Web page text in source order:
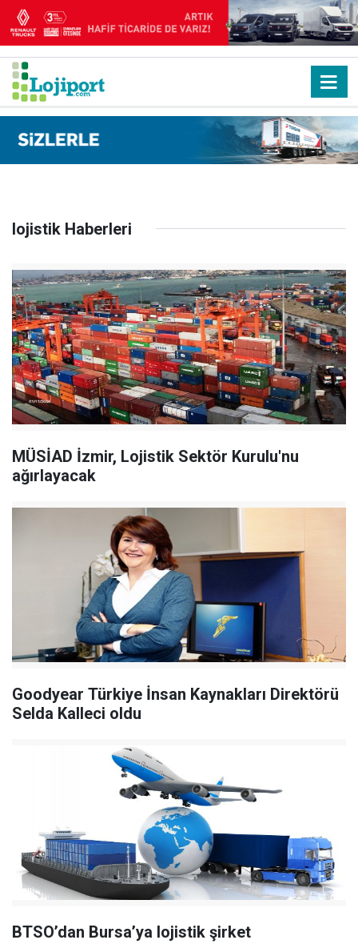
lojistik Haberleri
MÜSİAD İzmir, Lojistik Sektör Kurulu'nu
ağırlayacak
Goodyear Türkiye İnsan Kaynakları Direktörü
Selda Kalleci oldu
BTSO’dan Bursa’ya lojistik şirket